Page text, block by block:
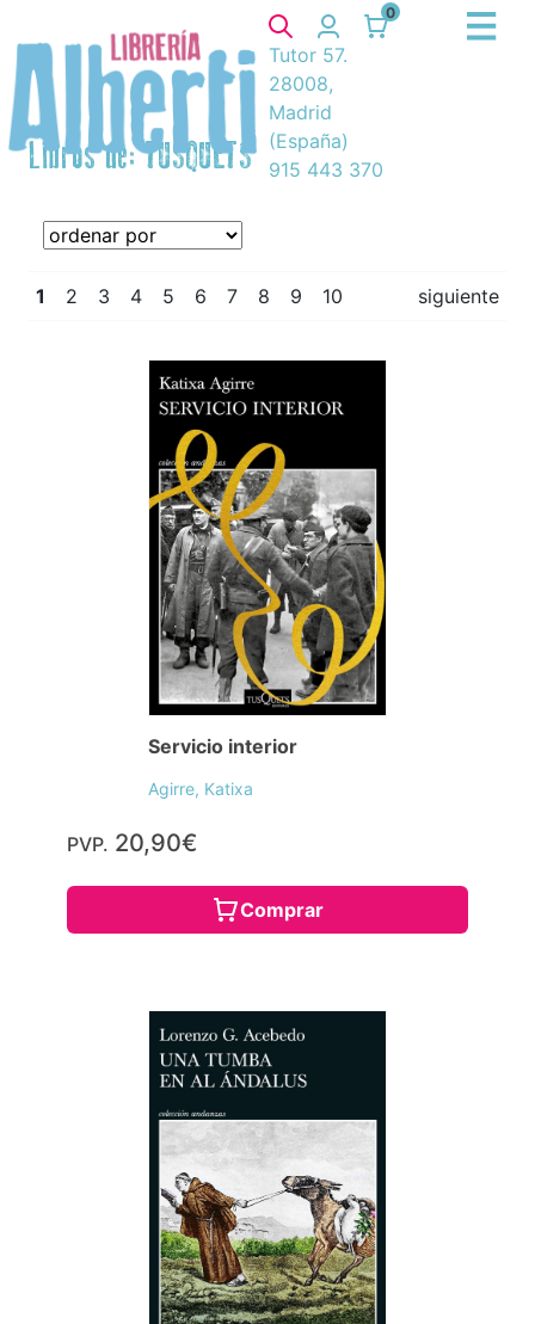
0
Tutor 57.
28008,
Madrid
(España)
915 443 370
Libros de: TUSQUETS
1 2 3 4 5 6 7 8 9 10 siguiente
Servicio interior
Agirre, Katixa
PVP. 20,90€
Comprar